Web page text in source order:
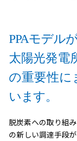
自己
託送
太陽
光発
電の
O&M
PPAモデル
太陽光発電
の重要性に
います。
脱炭素への取り組
の新しい調達手段